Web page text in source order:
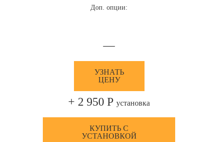
Доп. опции:
—
УЗНАТЬ
ЦЕНУ
+ 2 950 Р установка
КУПИТЬ С
УСТАНОВКОЙ